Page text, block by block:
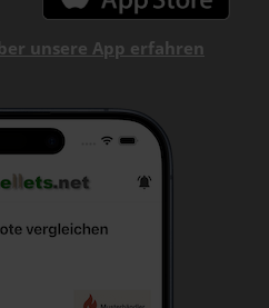
unsere App erfahren